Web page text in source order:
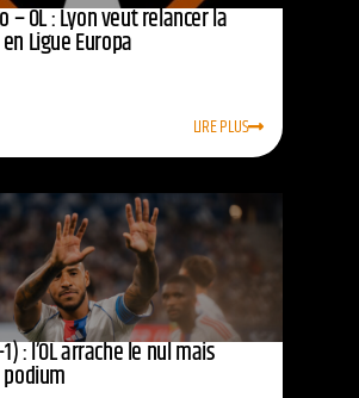
– OL : Lyon veut relancer la
Ligue Europa
LIRE PLUS
1) : l’OL arrache le nul mais